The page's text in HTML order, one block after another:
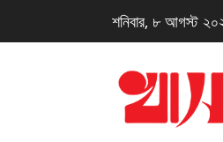
শনিবার, ৮ আগস্ট